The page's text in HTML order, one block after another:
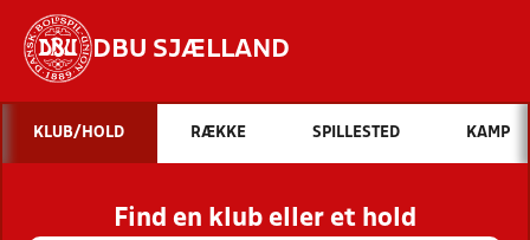
DBU SJÆLLAND
Hvad vil du søge efter?
INDHOLD OG NYHEDER
STILLINGER, RESULTATER, KLUBBER OG
KLUB/HOLD RÆKKE SPILLESTED KAMP
Find en klub eller et hold